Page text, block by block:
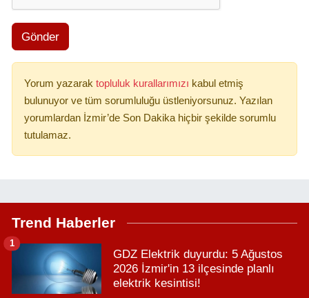
Gönder
Yorum yazarak topluluk kurallarımızı kabul etmiş
bulunuyor ve tüm sorumluluğu üstleniyorsunuz. Yazılan
yorumlardan İzmir’de Son Dakika hiçbir şekilde sorumlu
tutulamaz.
Trend Haberler
GDZ Elektrik duyurdu: 5 Ağustos
2026 İzmir'in 13 ilçesinde planlı
elektrik kesintisi!
1